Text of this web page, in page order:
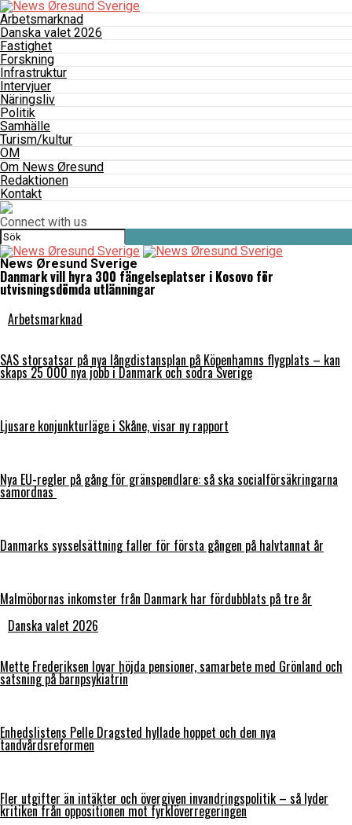
Arbetsmarknad
Danska valet 2026
Fastighet
Forskning
Infrastruktur
Intervjuer
Näringsliv
Politik
Samhälle
Turism/kultur
OM
Om News Øresund
Redaktionen
Kontakt
Connect with us
News Øresund Sverige
Danmark vill hyra 300 fängelseplatser i Kosovo för
utvisningsdömda utlänningar
Arbetsmarknad
SAS storsatsar på nya långdistansplan på Köpenhamns flygplats – kan
skaps 25 000 nya jobb i Danmark och södra Sverige
Ljusare konjunkturläge i Skåne, visar ny rapport
Nya EU-regler på gång för gränspendlare: så ska socialförsäkringarna
samordnas
Danmarks sysselsättning faller för första gången på halvtannat år
Malmöbornas inkomster från Danmark har fördubblats på tre år
Danska valet 2026
Mette Frederiksen lovar höjda pensioner, samarbete med Grönland och
satsning på barnpsykiatrin
Enhedslistens Pelle Dragsted hyllade hoppet och den nya
tandvårdsreformen
Fler utgifter än intäkter och övergiven invandringspolitik – så lyder
kritiken från oppositionen mot fyrklöverregeringen